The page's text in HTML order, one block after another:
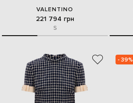
VALENTINO
221 794 грн
S
- 39%